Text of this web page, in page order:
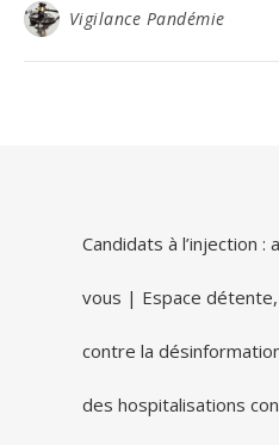
Vigilance Pandémie
Candidats à l’injection
vous | Espace
contre la
des hospitalisations